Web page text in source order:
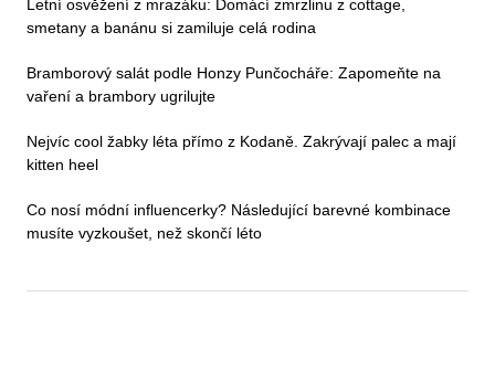
Letní osvěžení z mrazáku: Domácí zmrzlinu z cottage,
smetany a banánu si zamiluje celá rodina
Bramborový salát podle Honzy Punčocháře: Zapomeňte na
vaření a brambory ugrilujte
Nejvíc cool žabky léta přímo z Kodaně. Zakrývají palec a mají
kitten heel
Co nosí módní influencerky? Následující barevné kombinace
musíte vyzkoušet, než skončí léto